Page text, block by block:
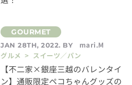
JAN 28TH, 2022. BY
mari.M
グルメ > スイーツ／パン
【不二家×銀座三越のバレンタイ
ン】通販限定ペコちゃんグッズの